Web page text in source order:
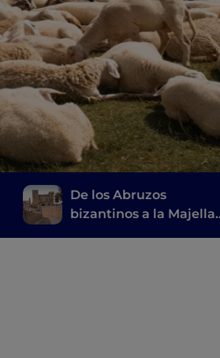
De los Abruzos
bizantinos a la Majella: